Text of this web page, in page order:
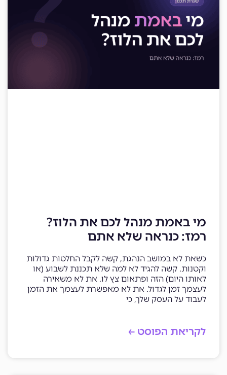
מי באמת מנהל לכם את הלוז?
רמז: כנראה שלא אתם
כשאת לא במושב הנהגת, קשה לקבל החלטות גדולות
וקטנות. קשה להגיד לא למה שלא תכננת לשבוע (או
לאותו היום) הזה ופתאום צץ לו. את לא משאירה
לעצמך זמן לגדול. את לא מאפשרת לעצמך את הזמן
לעבוד על העסק שלך, כי
לקריאת הפוסט ←